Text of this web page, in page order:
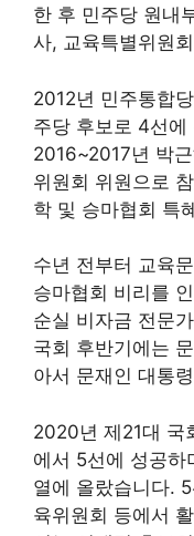
한 후 민주당 원내
사, 교육특별위원
2012년 민주통합
주당 후보로 4선
2016~2017년 박
위원회 위원으로
학 및 승마협회 특
수년 전부터 교육
승마협회 비리를
순실 비자금 전문
국회 후반기에는
아서 문재인 대통
2020년 제21대 국
에서 5선에 성공하
열에 올랐습니다.
육위원회 등에서